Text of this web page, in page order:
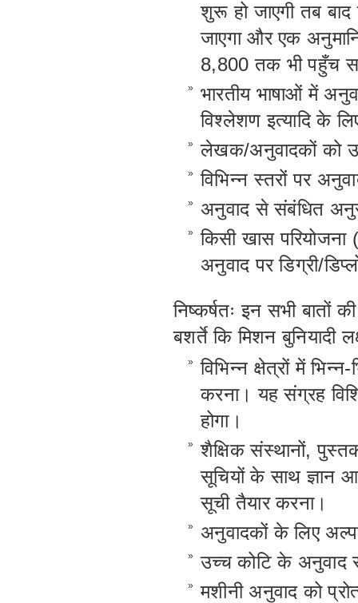
शुरू हो जाएगी तब
जाएगा और एक
8,800 तक भी पहुँच
»
भारतीय भाषाओं में
विश्लेशण इत्यादि के
» लेखक/अनुवादकों को
» विभिन्न स्तरों पर
» अनुवाद से संबंधित
»
किसी खास
अनुवाद पर डिग्री/
निष्कर्षतः इन सभी बातों
बशर्ते कि मिशन बुनियादी
»
विभिन्न क्षेत्रों में
करना। यह संग्रह
होगा।
»
शैक्षिक संस्थानों,
सूचियों के साथ ज्ञान
सूची तैयार करना।
» अनुवादकों के लिए
» उच्च कोटि के अनुवाद
» मशीनी अनुवाद को